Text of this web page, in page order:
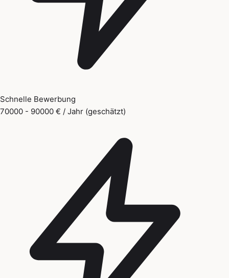
Schnelle Bewerbung
70000 - 90000 € / Jahr (geschätzt)